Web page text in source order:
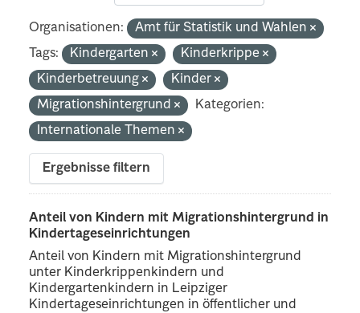
Organisationen:
Amt für Statistik und Wahlen
Tags:
Kindergarten
Kinderkrippe
Kinderbetreuung
Kinder
Migrationshintergrund
Kategorien:
Internationale Themen
Ergebnisse filtern
Anteil von Kindern mit Migrationshintergrund in
Kindertageseinrichtungen
Anteil von Kindern mit Migrationshintergrund
unter Kinderkrippenkindern und
Kindergartenkindern in Leipziger
Kindertageseinrichtungen in öffentlicher und